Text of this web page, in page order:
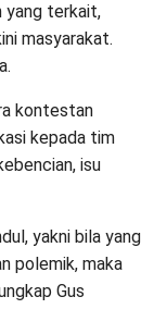
yang terkait,
masyarakat.
kontestan
kepada tim
isu
yakni bila yang
polemik, maka
Gus